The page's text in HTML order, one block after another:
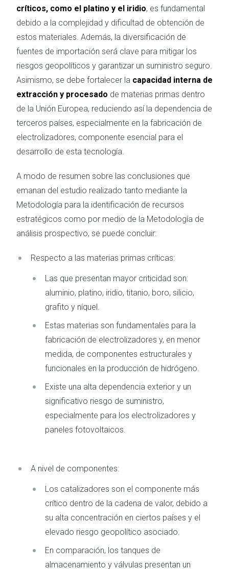
críticos, como el platino y el iridio, es fundamental
debido a la complejidad y dificultad de obtención de
estos materiales. Además, la diversificación de
fuentes de importación será clave para mitigar los
riesgos geopolíticos y garantizar un suministro seguro.
Asimismo, se debe fortalecer la capacidad interna de
extracción y procesado de materias primas dentro
de la Unión Europea, reduciendo así la dependencia de
terceros países, especialmente en la fabricación de
electrolizadores, componente esencial para el
desarrollo de esta tecnología.
A modo de resumen sobre las conclusiones que
emanan del estudio realizado tanto mediante la
Metodología para la identificación de recursos
estratégicos como por medio de la Metodología de
análisis prospectivo, se puede concluir:
Respecto a las materias primas críticas:
Las que presentan mayor criticidad son:
aluminio, platino, iridio, titanio, boro, silicio,
grafito y níquel.
Estas materias son fundamentales para la
fabricación de electrolizadores y, en menor
medida, de componentes estructurales y
funcionales en la producción de hidrógeno.
Existe una alta dependencia exterior y un
significativo riesgo de suministro,
especialmente para los electrolizadores y
paneles fotovoltaicos.
A nivel de componentes:
Los catalizadores son el componente más
crítico dentro de la cadena de valor, debido a
su alta concentración en ciertos países y el
elevado riesgo geopolítico asociado.
En comparación, los tanques de
almacenamiento y válvulas presentan un